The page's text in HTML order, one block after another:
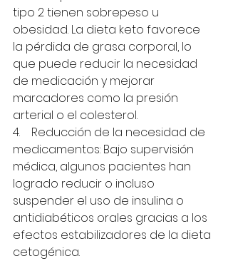
tipo 2 tienen sobrepeso u
obesidad. La dieta keto favorece
la pérdida de grasa corporal, lo
que puede reducir la necesidad
de medicación y mejorar
marcadores como la presión
arterial o el colesterol.
4.    Reducción de la necesidad de
medicamentos: Bajo supervisión
médica, algunos pacientes han
logrado reducir o incluso
suspender el uso de insulina o
antidiabéticos orales gracias a los
efectos estabilizadores de la dieta
cetogénica.